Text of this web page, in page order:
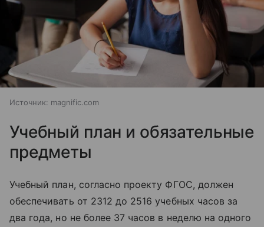
Источник: magnific.com
Учебный план и обязательные
предметы
Учебный план, согласно проекту ФГОС, должен
обеспечивать от 2312 до 2516 учебных часов за
два года, но не более 37 часов в неделю на одного